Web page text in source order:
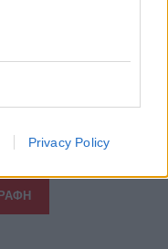
Privacy Policy